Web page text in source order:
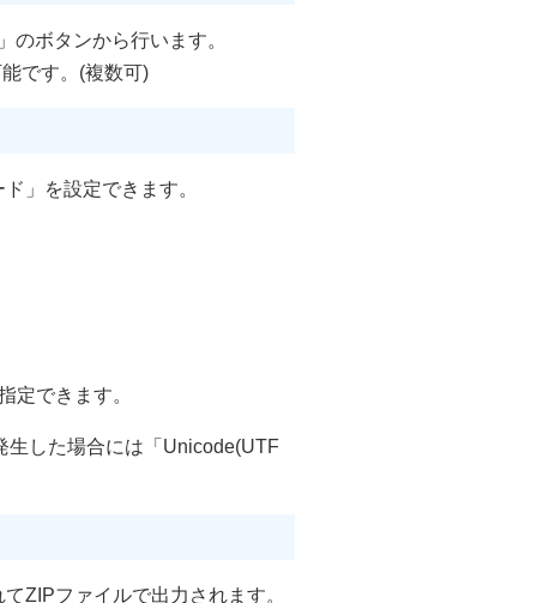
のボタンから行います。
です。(複数可)
」を設定できます。
定できます。
生した場合には「Unicode(UTF
ZIPファイルで出力されます。